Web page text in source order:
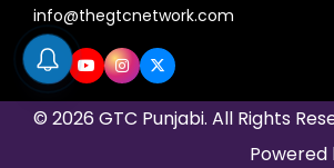
info@thegtcnetwork.com
© 2026 GTC Punjabi. All Rights
Powered